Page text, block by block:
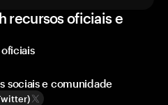
recursos oficiais e
sociais e comunidade